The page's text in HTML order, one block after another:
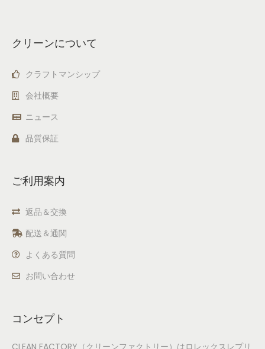
クリーンについて
クラフトマンシップ
会社概要
ニュース
品質保証
ご利用案内
返品＆交換
配送＆通関
よくある質問
お問い合わせ
コンセプト